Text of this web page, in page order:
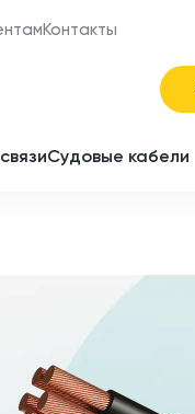
Контакты
Судовые кабели